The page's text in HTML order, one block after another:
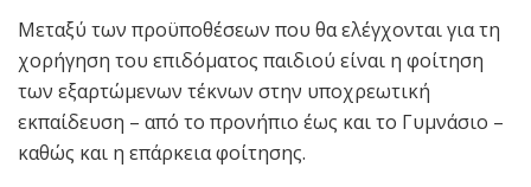
Μεταξύ των προϋποθέσεων που θα ελέγχονται για τη
χορήγηση του επιδόματος παιδιού είναι η φοίτηση
των εξαρτώμενων τέκνων στην υποχρεωτική
εκπαίδευση – από το προνήπιο έως και το Γυμνάσιο –
καθώς και η επάρκεια φοίτησης.